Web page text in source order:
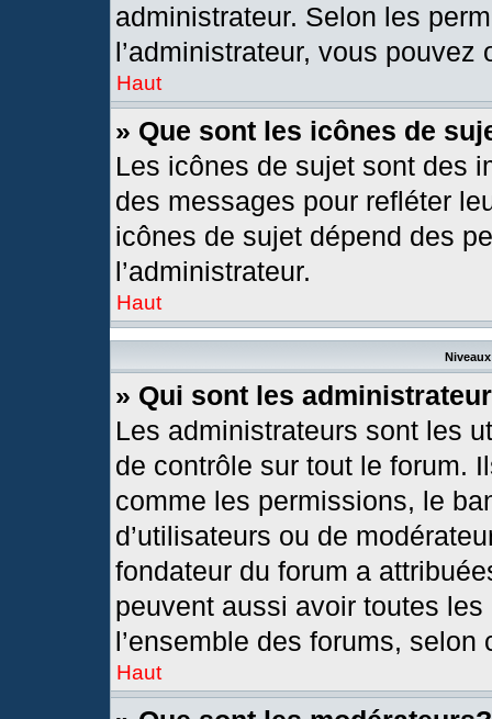
administrateur. Selon les
l’administrateur, vous
Haut
» Que sont les icônes de
Les icônes de sujet sont des
des messages pour refléter
icônes de sujet dépend des
l’administrateur.
Haut
» Qui sont les
Les administrateurs sont les
de contrôle sur tout le forum.
comme les permissions, le
d’utilisateurs ou de
fondateur du forum a
peuvent aussi avoir toutes
l’ensemble des forums,
Haut